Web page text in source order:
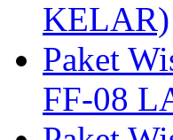
KELAR)
Paket
FF-08